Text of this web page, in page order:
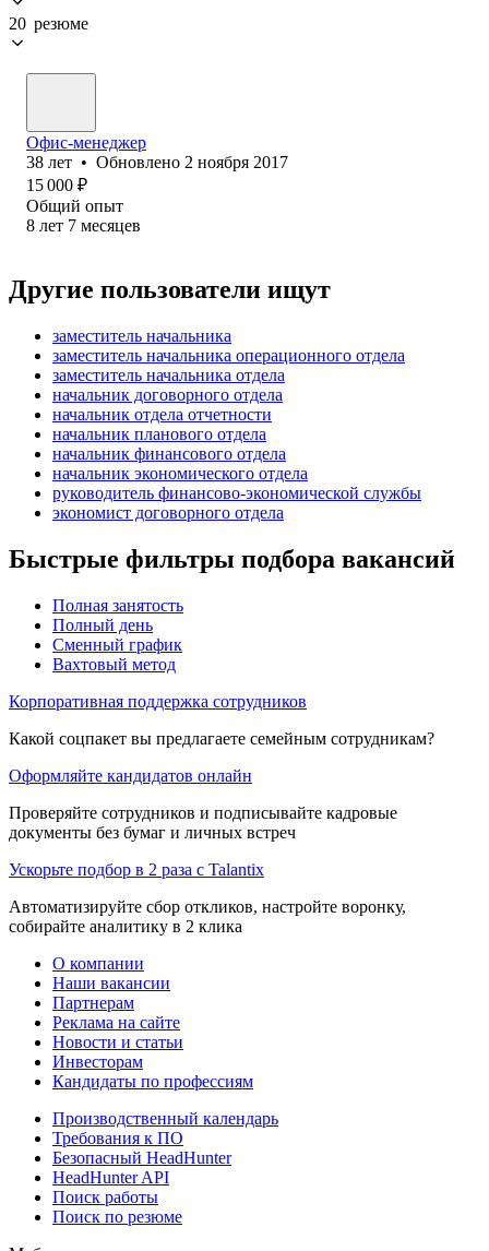
20 резюме
Офис-менеджер
38 лет • Обновлено 2 ноября 2017
15 000 ₽
Общий опыт
8 лет 7 месяцев
Другие пользователи ищут
заместитель начальника
заместитель начальника операционного отдела
заместитель начальника отдела
начальник договорного отдела
начальник отдела отчетности
начальник планового отдела
начальник финансового отдела
начальник экономического отдела
руководитель финансово-экономической службы
экономист договорного отдела
Быстрые фильтры подбора вакансий
Полная занятость
Полный день
Сменный график
Вахтовый метод
Корпоративная поддержка сотрудников
Какой соцпакет вы предлагаете семейным сотрудникам?
Оформляйте кандидатов онлайн
Проверяйте сотрудников и подписывайте кадровые
документы без бумаг и личных встреч
Ускорьте подбор в 2 раза с Talantix
Автоматизируйте сбор откликов, настройте воронку,
собирайте аналитику в 2 клика
О компании
Наши вакансии
Партнерам
Реклама на сайте
Новости и статьи
Инвесторам
Кандидаты по профессиям
Производственный календарь
Требования к ПО
Безопасный HeadHunter
HeadHunter API
Поиск работы
Поиск по резюме